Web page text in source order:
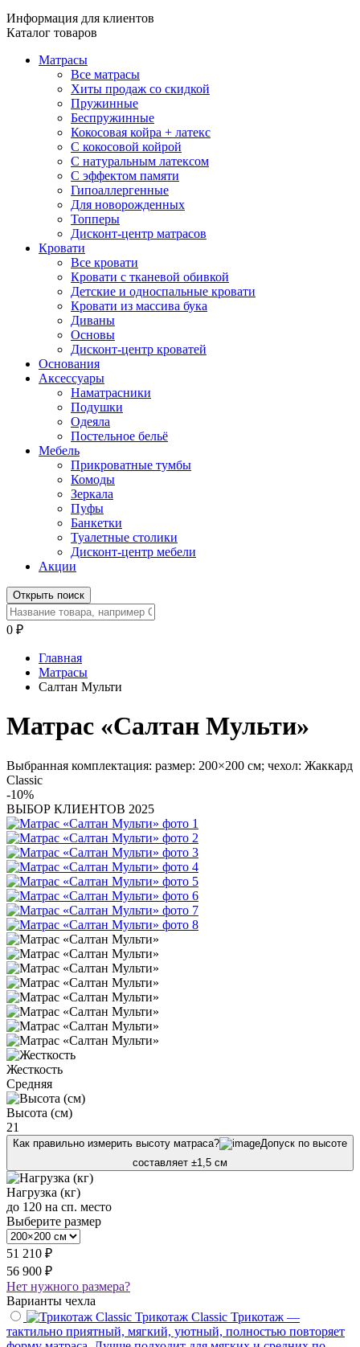
Информация для клиентов
Каталог товаров
Матрасы
Все матрасы
Хиты продаж со скидкой
Пружинные
Беспружинные
Кокосовая койра + латекс
С кокосовой койрой
С натуральным латексом
С эффектом памяти
Гипоаллергенные
Для новорожденных
Топперы
Дисконт-центр матрасов
Кровати
Все кровати
Кровати с тканевой обивкой
Детские и односпальные кровати
Кровати из массива бука
Диваны
Основы
Дисконт-центр кроватей
Основания
Аксессуары
Наматрасники
Подушки
Одеяла
Постельное бельё
Мебель
Прикроватные тумбы
Комоды
Зеркала
Пуфы
Банкетки
Туалетные столики
Дисконт-центр мебели
Акции
Открыть поиск
0 ₽
Главная
Матрасы
Салтан Мульти
Матрас «Салтан Мульти»
Выбранная комплектация: размер: 200×200 см; чехол: Жаккард
Classic
-10%
ВЫБОР КЛИЕНТОВ 2025
Жесткость
Средняя
Высота (см)
21
Как правильно измерить высоту матраса?
Допуск по высоте
составляет ±1,5 см
Нагрузка (кг)
до 120 на сп. место
Выберите размер
51 210 ₽
56 900 ₽
Нет нужного размера?
Варианты чехла
Трикотаж Classic Трикотаж —
тактильно приятный, мягкий, уютный, полностью повторяет